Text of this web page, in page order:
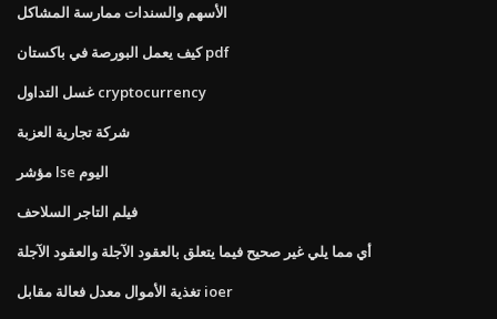
الأسهم والسندات ممارسة المشاكل
كيف يعمل البورصة في باكستان pdf
غسل التداول cryptocurrency
شركة تجارية العزبة
مؤشر lse اليوم
فيلم التاجر السلاحف
أي مما يلي غير صحيح فيما يتعلق بالعقود الآجلة والعقود الآجلة
تغذية الأموال معدل فعالة مقابل ioer